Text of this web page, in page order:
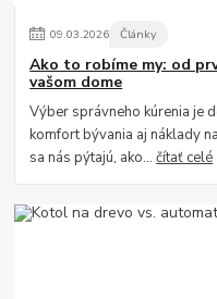
09.03.2026 Články
Ako to robíme my: od
vašom dome
Výber správneho kúrenia je
komfort bývania aj náklady
sa nás pýtajú, ako...čítať celé